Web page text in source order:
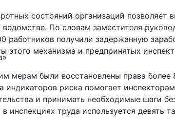
состояний организаций позволяет
ведомстве. По словам заместителя
работников получили задержанную
этого механизма и предпринятых
мерам были восстановлены права более
индикаторов риска помогает
и принимать необходимые шаги
инспекциях труда используется девять